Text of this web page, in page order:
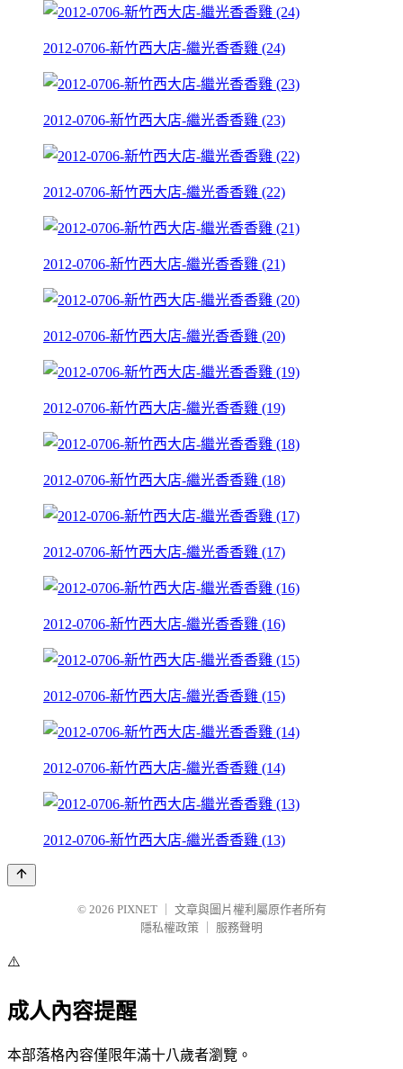
2012-0706-新竹西大店-繼光香香雞 (24)
2012-0706-新竹西大店-繼光香香雞 (23)
2012-0706-新竹西大店-繼光香香雞 (22)
2012-0706-新竹西大店-繼光香香雞 (21)
2012-0706-新竹西大店-繼光香香雞 (20)
2012-0706-新竹西大店-繼光香香雞 (19)
2012-0706-新竹西大店-繼光香香雞 (18)
2012-0706-新竹西大店-繼光香香雞 (17)
2012-0706-新竹西大店-繼光香香雞 (16)
2012-0706-新竹西大店-繼光香香雞 (15)
2012-0706-新竹西大店-繼光香香雞 (14)
2012-0706-新竹西大店-繼光香香雞 (13)
© 2026 PIXNET
文章與圖片權利屬原作者所有
隱私權政策
服務聲明
⚠️
成人內容提醒
本部落格內容僅限年滿十八歲者瀏覽。